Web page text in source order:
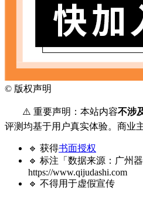
© 版权声明
⚠️ 重要声明：本站内容不涉
评测均基于用户真实体验。商业
🔹 获得书面授权
🔹 标注「数据来源：广州
https://www.qijudashi.com
🔹 不得用于虚假宣传